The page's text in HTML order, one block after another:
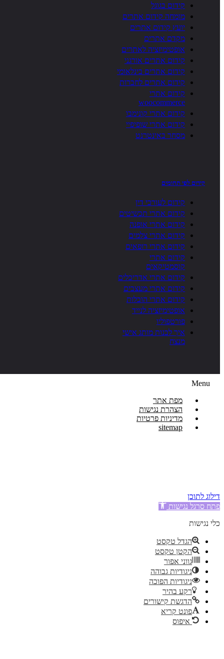
קידום בגוגל
מומחה קידום אתרים
יועץ קידום אתרים
מקדם אתרים
אופטימיזציה לאתרים
קידום אתרים אורגני
קידום אתרים בינלאומי
קידום אתרים לחברות
קידום אתרי
woocommerce
קידום אתרי קונימבו
קידום אתרי שופיפיי
מסחר באינטרנט
קידום לפי תחומים
קידום לעורכי דין
קידום אתרי תכשיטים
קידום אתרי אופנה
קידום אתרי צלמים
קידום אתרי רופאים
קידום אתרי
קוסמטיקאים
קידום אתרי אדריכלים
קידום אתרי מעצבים
קידום אתרי הובלות
אופטימיזציה לנייד
פורטפוליו
איך לבנות מותג אישי
מנצח
Menu
מפת אתר
הצהרת נגישות
מדיניות פרטיות
sitemap
דילוג לתוכן
פתח סרגל נגישות
כלי נגישות
הגדל טקסט
הקטן טקסט
גווני אפור
ניגודיות גבוהה
ניגודיות הפוכה
רקע בהיר
הדגשת קישורים
פונט קריא
איפוס